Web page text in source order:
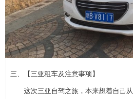
三、【三亚租车及注意事项】
这次三亚自驾之旅，本来想着自己从